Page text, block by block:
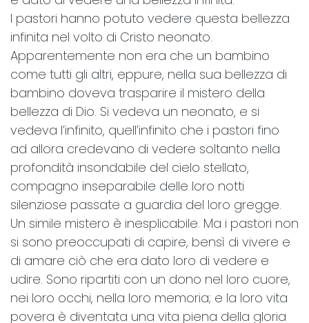
I pastori hanno potuto vedere questa bellezza
infinita nel volto di Cristo neonato.
Apparentemente non era che un bambino
come tutti gli altri, eppure, nella sua bellezza di
bambino doveva trasparire il mistero della
bellezza di Dio. Si vedeva un neonato, e si
vedeva l’infinito, quell’infinito che i pastori fino
ad allora credevano di vedere soltanto nella
profondità insondabile del cielo stellato,
compagno inseparabile delle loro notti
silenziose passate a guardia del loro gregge.
Un simile mistero è inesplicabile. Ma i pastori non
si sono preoccupati di capire, bensì di vivere e
di amare ciò che era dato loro di vedere e
udire. Sono ripartiti con un dono nel loro cuore,
nei loro occhi, nella loro memoria; e la loro vita
povera è diventata una vita piena della gloria